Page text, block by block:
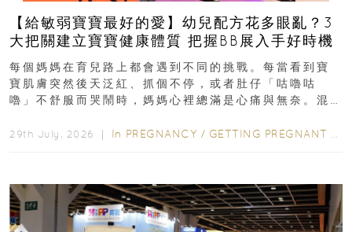
【給敏弱寶寶最好的愛】幼兒配方花多眼亂？3
大把關建立寶寶健康體質 把握BB展入手好時機
每個媽媽在育兒路上都會遇到不同的挑戰。每當看到寶
寶肌膚突然後天泛紅、抓個不停，或者肚仔「咕嚕咕
嚕」不舒服而哭鬧時，媽媽心裡總滿是心痛與無奈。混
29th July, 2026 ｜ In PREGNANCY / GETTING PREGNANT